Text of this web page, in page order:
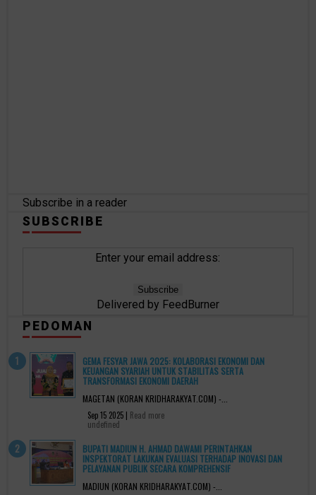
Subscribe in a reader
SUBSCRIBE
Enter your email address:
Delivered by FeedBurner
PEDOMAN
GEMA FESYAR JAWA 2025: KOLABORASI EKONOMI DAN
KEUANGAN SYARIAH UNTUK STABILITAS SERTA
TRANSFORMASI EKONOMI DAERAH
MAGETAN (KORAN KRIDHARAKYAT.COM) -...
Sep 15 2025 | Read more
undefined
BUPATI MADIUN H. AHMAD DAWAMI PERINTAHKAN
INSPEKTORAT LAKUKAN EVALUASI TERHADAP INOVASI DAN
PELAYANAN PUBLIK SECARA KOMPREHENSIF
MADIUN (KORAN KRIDHARAKYAT.COM) -...